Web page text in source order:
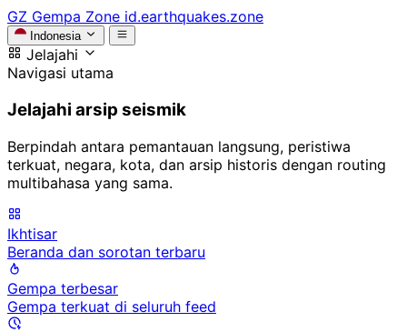
GZ Gempa Zone id.earthquakes.zone
Indonesia
Jelajahi
Navigasi utama
Jelajahi arsip seismik
Berpindah antara pemantauan langsung, peristiwa
terkuat, negara, kota, dan arsip historis dengan routing
multibahasa yang sama.
Ikhtisar
Beranda dan sorotan terbaru
Gempa terbesar
Gempa terkuat di seluruh feed